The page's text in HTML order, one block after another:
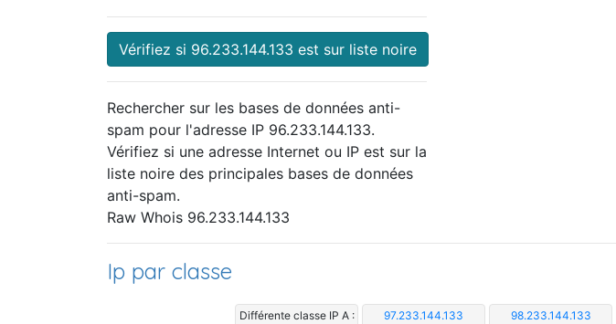
Vérifiez si 96.233.144.133 est sur liste noire
Rechercher sur les bases de données anti-
spam pour l'adresse IP 96.233.144.133.
Vérifiez si une adresse Internet ou IP est sur la
liste noire des principales bases de données
anti-spam.
Raw Whois 96.233.144.133
Ip par classe
Différente classe IP A : 97.233.144.133 98.233.144.133